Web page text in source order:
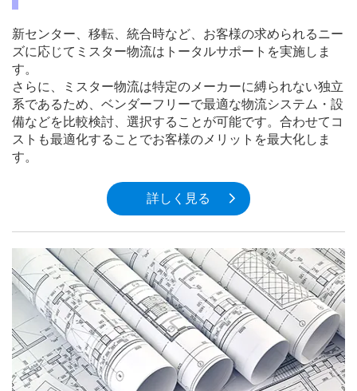
新センター、移転、統合時など、お客様の求められるニー
ズに応じてミスター物流はトータルサポートを実施しま
す。
さらに、ミスター物流は特定のメーカーに縛られない独立
系であるため、ベンダーフリーで最適な物流システム・設
備などを比較検討、選択することが可能です。合わせてコ
ストも最適化することでお客様のメリットを最大化しま
す。
詳しく見る